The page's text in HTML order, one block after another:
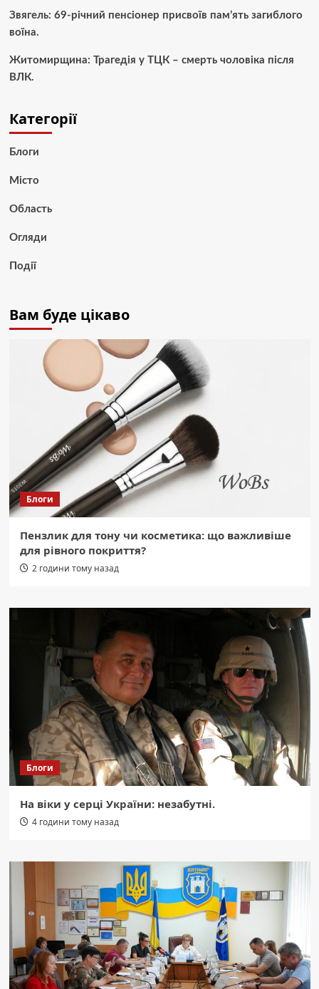
Звягель: 69-річний пенсіонер присвоїв пам’ять загиблого
воїна.
Житомирщина: Трагедія у ТЦК – смерть чоловіка після
ВЛК.
Категорії
Блоги
Місто
Область
Огляди
Події
Вам буде цікаво
Блоги
Пензлик для тону чи косметика: що важливіше
для рівного покриття?
2 години тому назад
Блоги
На віки у серці України: незабутні.
4 години тому назад